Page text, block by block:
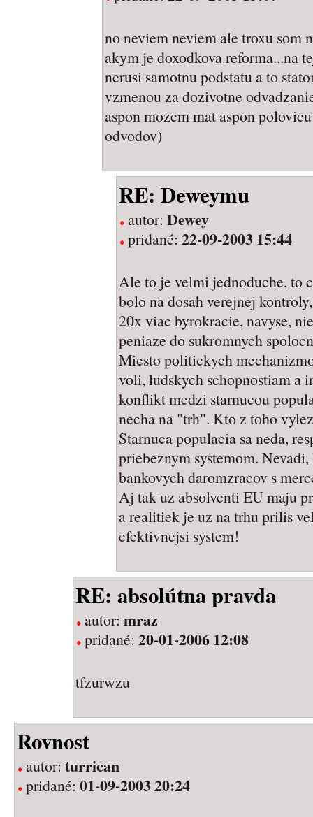
no neviem neviem ale troxu som
akym je doxodkova reforma...na
nerusi samotnu podstatu a to
vzmenou za dozivotne
aspon mozem mat aspon
odvodov)
RE: Deweymu
autor: Dewey
pridané: 22-09-2003 15:44
Ale to je velmi jednoduche, to
bolo na dosah verejnej
20x viac byrokracie, navyse,
peniaze do sukromnych
Miesto politickych
voli, ludskych schopnostiam a
konflikt medzi starnucou
necha na "trh". Kto z toho
Starnuca populacia sa neda,
priebeznym systemom.
bankovych daromzracov s
Aj tak uz absolventi EU maju
a realitiek je uz na trhu prilis
efektivnejsi system!
RE: absolútna pravda
autor: mraz
pridané: 20-01-2006 12:08
tfzurwzu
Rovnost
autor: turrican
pridané: 01-09-2003 20:24